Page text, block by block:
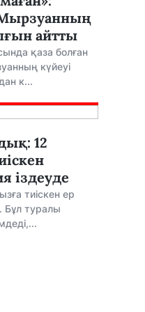
айтты
қаза болған
күйеуі
к...
12
іздеуде
тиіскен ер
Бұл туралы